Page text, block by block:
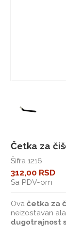
Četka za
Šifra 1216
312,00 RSD
Sa PDV-om
Ova četka za
neizostavan
dugotrajnost